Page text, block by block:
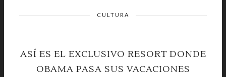
CULTURA
ASÍ ES EL EXCLUSIVO RESORT DONDE
OBAMA PASA SUS VACACIONES